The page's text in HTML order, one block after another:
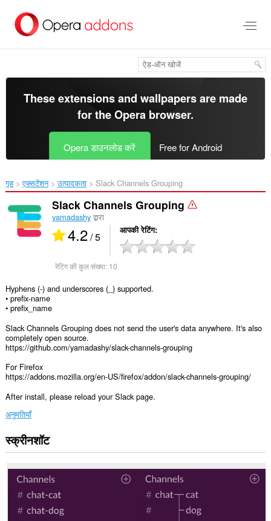
सामग्री
These extensions and wallpapers are made
for theOpera browser.
Opera डाउनलोड करें Free for Android
गृह एक्सटेंशन उत्पादकता Slack Channels Grouping‎
Slack Channels Grouping
yamadashyद्वारा
4.2/ 5 आपकी रेटिंग
रेटिंग की कुल संख्या: 10
Hyphens (-) and underscores (_) supported.
• prefix-name
• prefix_name
Slack Channels Grouping does not send the user's data anywhere. It's also
completely open source.
https://github.com/yamadashy/slack-channels-grouping
For Firefox
https://addons.mozilla.org/en-US/firefox/addon/slack-channels-grouping/
After install, please reload your Slack page.
अनुमतियाँ
यह
एक्सटेंशन
वेबसाइट
आपके
स्क्रीनशॉट